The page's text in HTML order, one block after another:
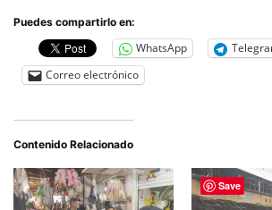
Puedes compartirlo en:
WhatsApp
Correo electrónico
Contenido Relacionado
Save